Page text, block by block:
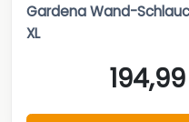
Gardena Wand-
XL